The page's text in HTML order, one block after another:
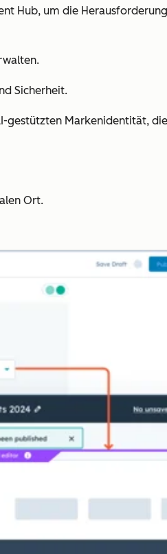
Hub, um die
Sicherheit.
gestützten Markenidentität,
Ort.